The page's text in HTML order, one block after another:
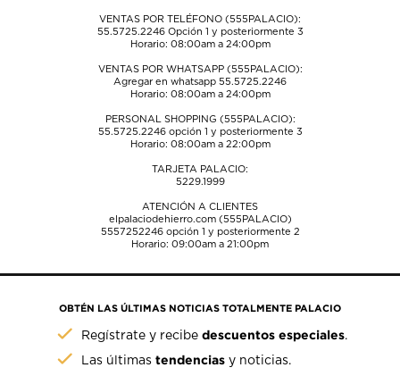
VENTAS POR TELÉFONO (555PALACIO):
55.5725.2246Opción 1 y posteriormente 3
Horario: 08:00am a 24:00pm
VENTAS POR WHATSAPP (555PALACIO):
Agregar en whatsapp 55.5725.2246
Horario: 08:00am a 24:00pm
PERSONAL SHOPPING (555PALACIO):
55.5725.2246opción 1 y posteriormente 3
Horario: 08:00am a 22:00pm
TARJETA PALACIO:
5229.1999
ATENCIÓN A CLIENTES
elpalaciodehierro.com (555PALACIO)
5557252246opción 1 y posteriormente 2
Horario: 09:00am a 21:00pm
OBTÉN LAS ÚLTIMAS NOTICIAS TOTALMENTE PALACIO
Regístrate y recibedescuentos especiales.
Las últimastendencias y noticias.